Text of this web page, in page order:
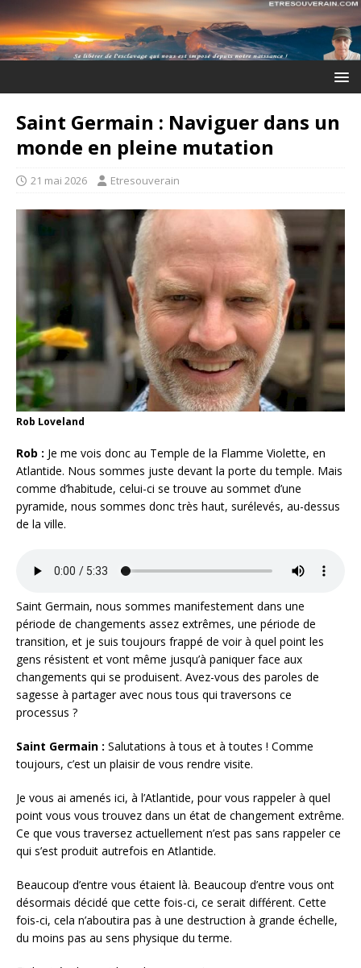
Saint Germain : Naviguer dans un
monde en pleine mutation
21 mai 2026 Etresouverain
Rob Loveland
Rob : Je me vois donc au Temple de la Flamme Violette, en
Atlantide. Nous sommes juste devant la porte du temple. Mais
comme d’habitude, celui-ci se trouve au sommet d’une
pyramide, nous sommes donc très haut, surélevés, au-dessus
de la ville.
Saint Germain, nous sommes manifestement dans une
période de changements assez extrêmes, une période de
transition, et je suis toujours frappé de voir à quel point les
gens résistent et vont même jusqu’à paniquer face aux
changements qui se produisent. Avez-vous des paroles de
sagesse à partager avec nous tous qui traversons ce
processus ?
Saint Germain : Salutations à tous et à toutes ! Comme
toujours, c’est un plaisir de vous rendre visite.
Je vous ai amenés ici, à l’Atlantide, pour vous rappeler à quel
point vous vous trouvez dans un état de changement extrême.
Ce que vous traversez actuellement n’est pas sans rappeler ce
qui s’est produit autrefois en Atlantide.
Beaucoup d’entre vous étaient là. Beaucoup d’entre vous ont
désormais décidé que cette fois-ci, ce serait différent. Cette
fois-ci, cela n’aboutira pas à une destruction à grande échelle,
du moins pas au sens physique du terme.